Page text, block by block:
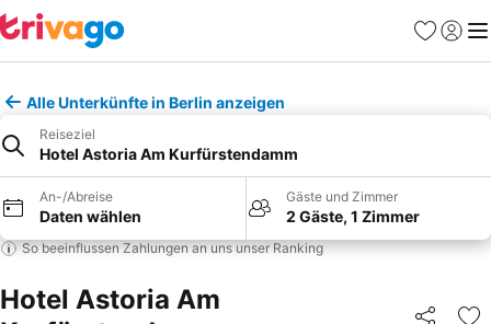
Favoriten
Alle Unterkünfte in Berlin anzeigen
Reiseziel
Hotel Astoria Am Kurfürstendamm
An-/Abreise
Daten wählen
Gäste und Zimmer
2 Gäste, 1 Zimmer
So beeinflussen Zahlungen an uns unser Ranking
Hotel Astoria Am